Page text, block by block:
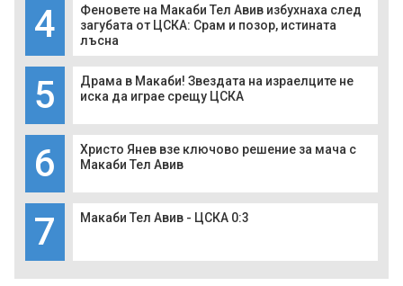
4
Феновете на Макаби Тел Авив избухнаха след
загубата от ЦСКА: Срам и позор, истината
лъсна
5
Драма в Макаби! Звездата на израелците не
иска да играе срещу ЦСКА
6
Христо Янев взе ключово решение за мача с
Макаби Тел Авив
7 Макаби Тел Авив - ЦСКА 0:3